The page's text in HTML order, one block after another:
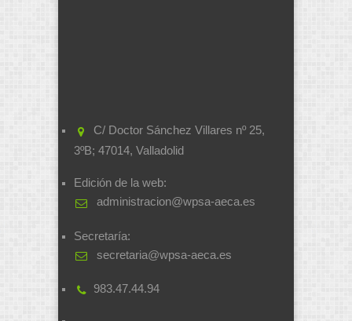
C/ Doctor Sánchez Villares nº 25,
3ºB; 47014, Valladolid
Edición de la web:
administracion@wpsa-aeca.es
Secretaría:
secretaria@wpsa-aeca.es
983.47.44.94